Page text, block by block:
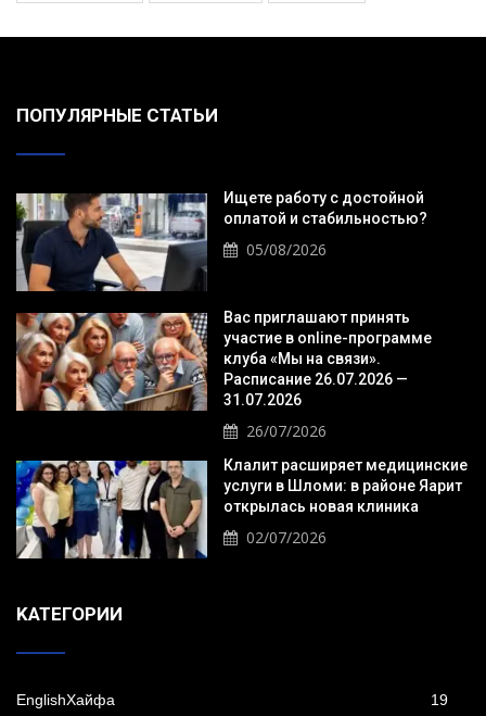
ПОПУЛЯРНЫЕ СТАТЬИ
Ищете работу с достойной
оплатой и стабильностью?
05/08/2026
Вас приглашают принять
участие в online-программе
клуба «Мы на связи».
Расписание 26.07.2026 —
31.07.2026
26/07/2026
Клалит расширяет медицинские
услуги в Шломи: в районе Яарит
открылась новая клиника
02/07/2026
KАТЕГОРИИ
EnglishХайфа 19